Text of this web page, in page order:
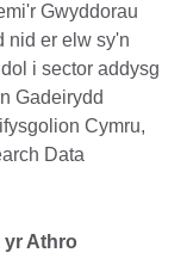
Gwyddorau
nid er elw sy'n
i sector addysg
Gadeirydd
Cymru,
Data
yr Athro